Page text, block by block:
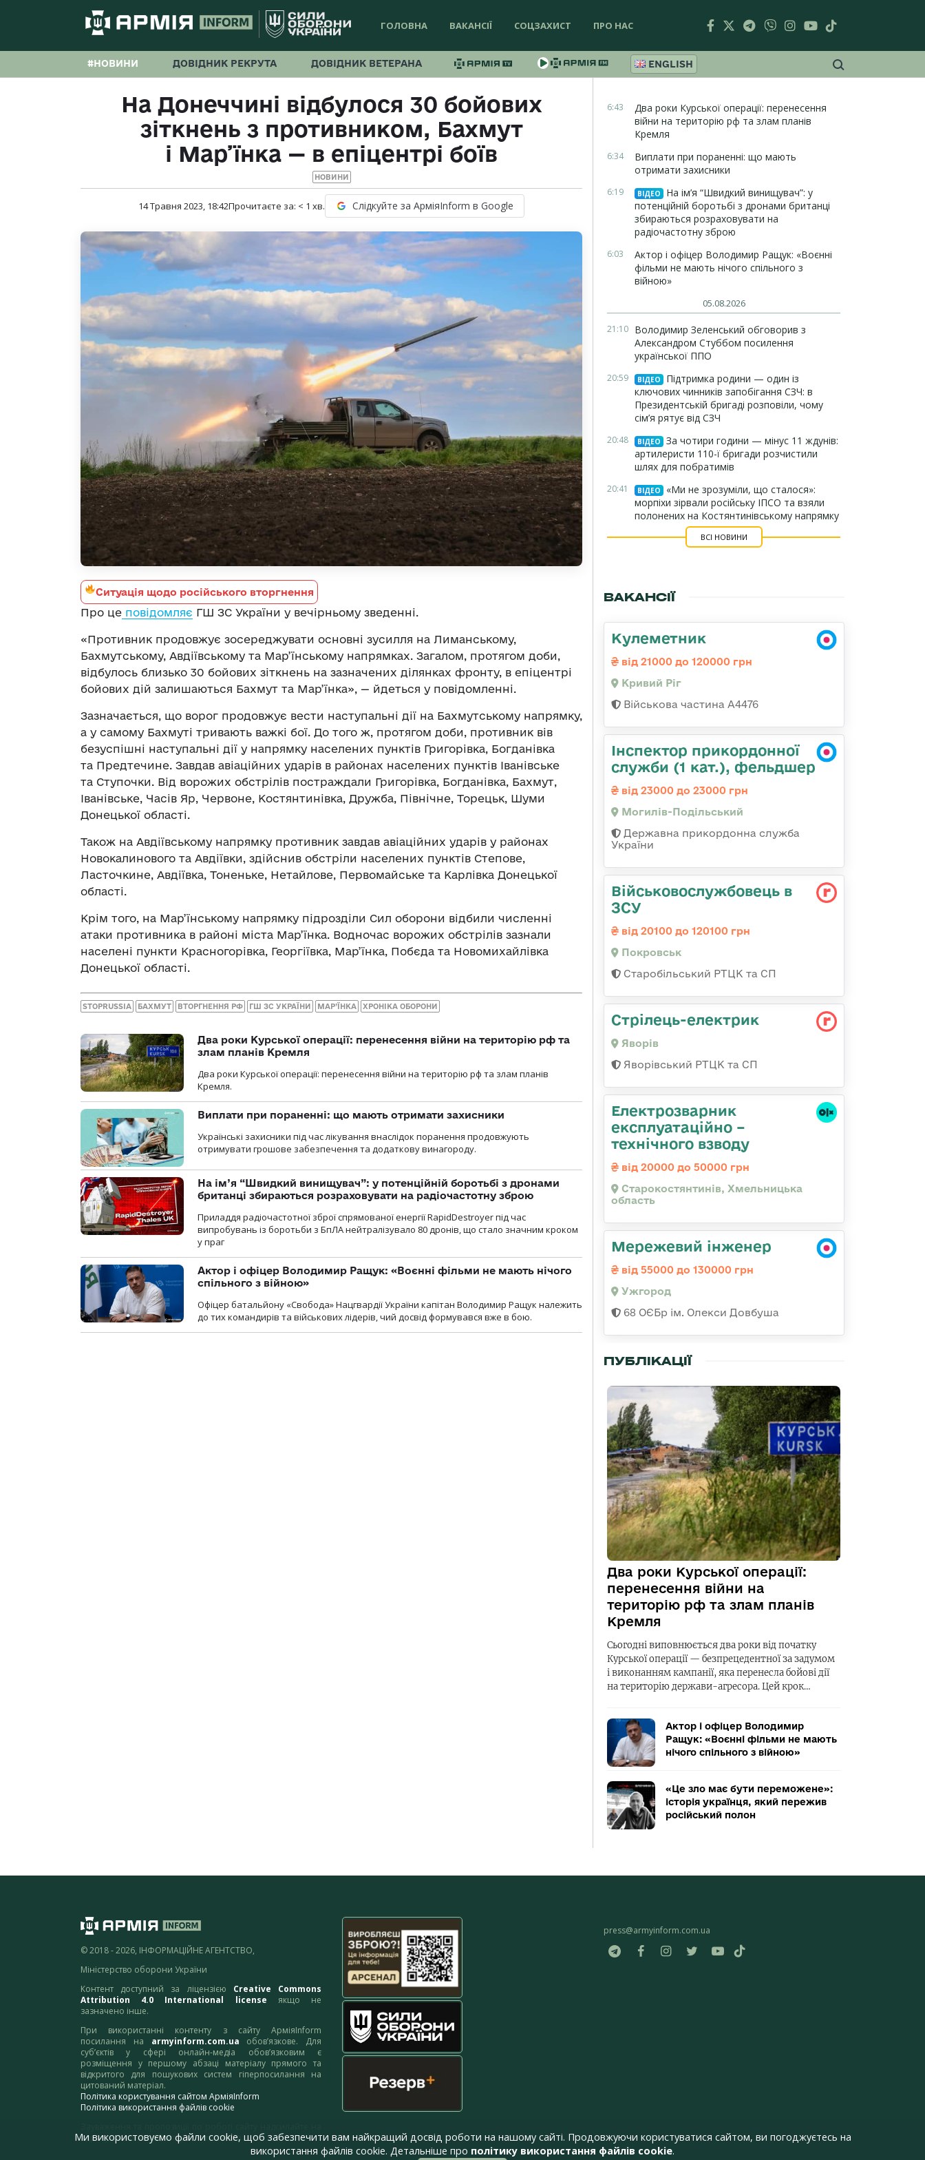
ГОЛОВНА ВАКАНСІЇ СОЦЗАХИСТ ПРО НАС
#НОВИНИ ДОВІДНИК РЕКРУТА ДОВІДНИК ВЕТЕРАНА ENGLISH
На Донеччині відбулося 30 бойових
зіткнень з противником, Бахмут
і Мар’їнка — в епіцентрі боїв
НОВИНИ
14 Травня 2023, 18:42Прочитаєте за: < 1 хв. Слідкуйте за АрміяInform в Google
Ситуація щодо російського вторгнення
Про це повідомляє ГШ ЗС України у вечірньому зведенні.
«Противник продовжує зосереджувати основні зусилля на Лиманському,
Бахмутському, Авдіївському та Мар’їнському напрямках. Загалом, протягом доби,
відбулось близько 30 бойових зіткнень на зазначених ділянках фронту, в епіцентрі
бойових дій залишаються Бахмут та Мар’їнка», — йдеться у повідомленні.
Зазначається, що ворог продовжує вести наступальні дії на Бахмутському напрямку,
а у самому Бахмуті тривають важкі бої. До того ж, протягом доби, противник вів
безуспішні наступальні дії у напрямку населених пунктів Григорівка, Богданівка
та Предтечине. Завдав авіаційних ударів в районах населених пунктів Іванівське
та Ступочки. Від ворожих обстрілів постраждали Григорівка, Богданівка, Бахмут,
Іванівське, Часів Яр, Червоне, Костянтинівка, Дружба, Північне, Торецьк, Шуми
Донецької області.
Також на Авдіївському напрямку противник завдав авіаційних ударів у районах
Новокалинового та Авдіївки, здійснив обстріли населених пунктів Степове,
Ласточкине, Авдіївка, Тоненьке, Нетайлове, Первомайське та Карлівка Донецької
області.
Крім того, на Мар’їнському напрямку підрозділи Сил оборони відбили численні
атаки противника в районі міста Мар’їнка. Водночас ворожих обстрілів зазнали
населені пункти Красногорівка, Георгіївка, Мар’їнка, Побєда та Новомихайлівка
Донецької області.
STOPRUSSIA БАХМУТ ВТОРГНЕННЯ РФ ГШ ЗС УКРАЇНИ МАР’ЇНКА ХРОНІКА ОБОРОНИ
Два роки Курської операції: перенесення війни на територію рф та
злам планів Кремля
Два роки Курської операції: перенесення війни на територію рф та злам планів
Кремля.
Виплати при пораненні: що мають отримати захисники
Українські захисники під час лікування внаслідок поранення продовжують
отримувати грошове забезпечення та додаткову винагороду.
На ім’я “Швидкий винищувач”: у потенційній боротьбі з дронами
британці збираються розраховувати на радіочастотну зброю
Приладдя радіочастотної зброї спрямованої енергії RapidDestroyer під час
випробувань із боротьби з БпЛА нейтралізувало 80 дронів, що стало значним кроком
у праг
Актор і офіцер Володимир Ращук: «Воєнні фільми не мають нічого
спільного з війною»
Офіцер батальйону «Свобода» Нацгвардії України капітан Володимир Ращук належить
до тих командирів та військових лідерів, чий досвід формувався вже в бою.
6:43
Два роки Курської операції: перенесення
війни на територію рф та злам планів
Кремля
6:34
Виплати при пораненні: що мають
отримати захисники
6:19 ВІДЕО
На ім’я “Швидкий винищувач”: у
потенційній боротьбі з дронами британці
збираються розраховувати на
радіочастотну зброю
6:03
Актор і офіцер Володимир Ращук: «Воєнні
фільми не мають нічого спільного з
війною»
05.08.2026
21:10 Володимир Зеленський обговорив з
Александром Стуббом посилення
української ППО
20:59 ВІДЕО
Підтримка родини — один із
ключових чинників запобігання СЗЧ: в
Президентській бригаді розповіли, чому
сім’я рятує від СЗЧ
20:48 ВІДЕО
За чотири години — мінус 11 ждунів:
артилеристи 110-ї бригади розчистили
шлях для побратимів
20:41 ВІДЕО
«Ми не зрозуміли, що сталося»:
морпіхи зірвали російську ІПСО та взяли
полонених на Костянтинівському напрямку
ВСІ НОВИНИ
ВАКАНСІЇ
Кулеметник
від 21000 до 120000 грн
Кривий Ріг
Військова частина А4476
Інспектор прикордонної
служби (1 кат.), фельдшер
від 23000 до 23000 грн
Могилів-Подільський
Державна прикордонна служба
України
Військовослужбовець в
ЗСУ
від 20100 до 120100 грн
Покровськ
Старобільський РТЦК та СП
Стрілець-електрик
Яворів
Яворівський РТЦК та СП
Електрозварник
експлуатаційно –
технічного взводу
від 20000 до 50000 грн
Старокостянтинів, Хмельницька
область
Мережевий інженер
від 55000 до 130000 грн
Ужгород
68 ОЄБр ім. Олекси Довбуша
ПУБЛІКАЦІЇ
Два роки Курської операції:
перенесення війни на
територію рф та злам планів
Кремля
Сьогодні виповнюється два роки від початку
Курської операції — безпрецедентної за задумом
і виконанням кампанії, яка перенесла бойові дії
на територію держави-агресора. Цей крок…
Актор і офіцер Володимир
Ращук: «Воєнні фільми не мають
нічого спільного з війною»
«Це зло має бути переможене»:
історія українця, який пережив
російський полон
© 2018 - 2026, ІНФОРМАЦІЙНЕ АГЕНТСТВО,
Міністерство оборони України
Контент доступний за ліцензією Creative Commons
Attribution 4.0 International license якщо не
зазначено інше.
При використанні контенту з сайту АрміяInform
посилання на armyinform.com.ua обов’язкове. Для
суб’єктів у сфері онлайн-медіа обов’язковим є
розміщення у першому абзаці матеріалу прямого та
відкритого для пошукових систем гіперпосилання на
цитований матеріал.
Політика користування сайтом АрміяInform
Політика використання файлів cookie
адресу:webmaster@armyinform.com.ua
press@armyinform.com.ua
Ми використовуємо файли cookie, щоб забезпечити вам найкращий досвід роботи на нашому сайті. Продовжуючи користуватися сайтом, ви погоджуєтесь на
використання файлів cookie. Детальніше про політику використання файлів cookie.